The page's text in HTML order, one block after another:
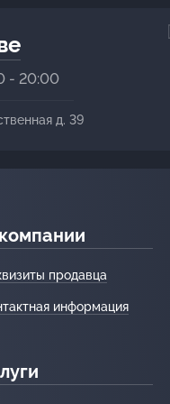
- 20:00
д. 39
продавца
информация